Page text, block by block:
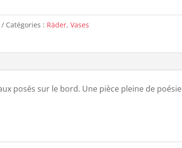
Catégories : Räder, Vases
posés sur le bord. Une pièce pleine de poésie